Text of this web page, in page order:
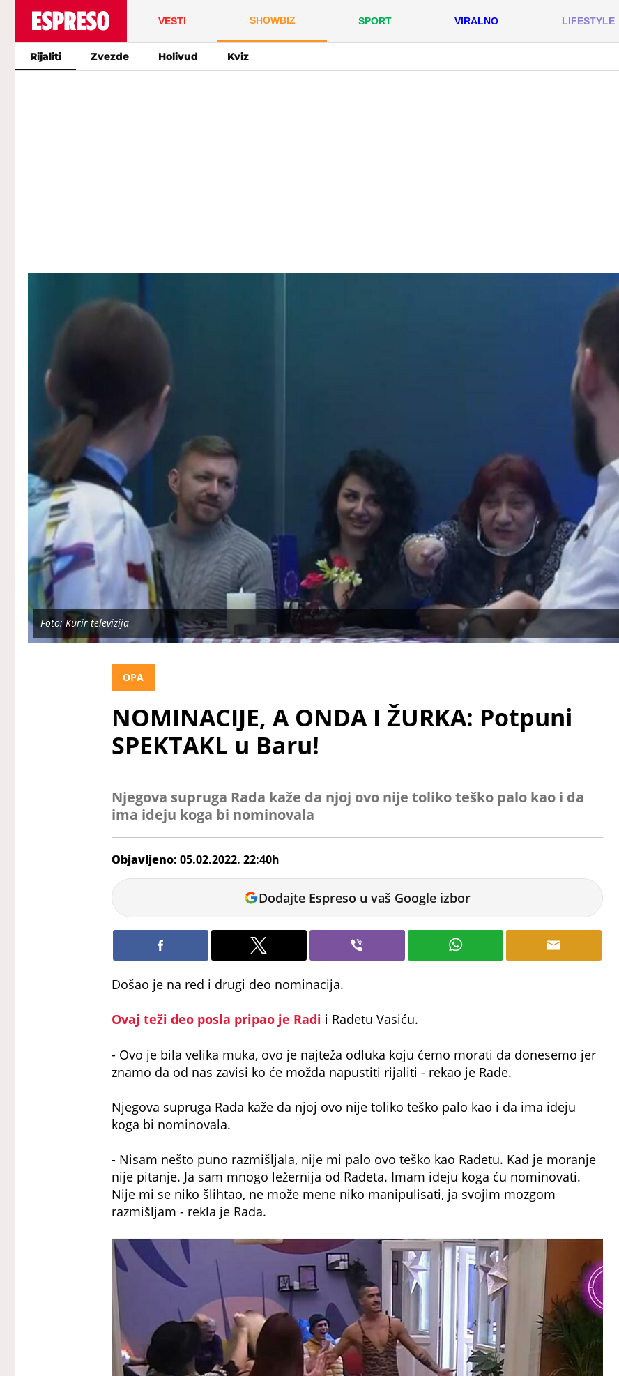
VESTI SHOWBIZ SPORT VIRALNO LIFESTYLE
Rijaliti Zvezde Holivud Kviz
Foto: Kurir televizija
OPA
NOMINACIJE, A ONDA I ŽURKA: Potpuni
SPEKTAKL u Baru!
Njegova supruga Rada kaže da njoj ovo nije toliko teško palo kao i da
ima ideju koga bi nominovala
Objavljeno: 05.02.2022. 22:40h
Lazar
Stanusic
Dodajte Espreso u vaš Google izbor
Došao je na red i drugi deo nominacija.
Ovaj teži deo posla pripao je Radi i Radetu Vasiću.
- Ovo je bila velika muka, ovo je najteža odluka koju ćemo morati da donesemo jer
znamo da od nas zavisi ko će možda napustiti rijaliti - rekao je Rade.
Njegova supruga Rada kaže da njoj ovo nije toliko teško palo kao i da ima ideju
koga bi nominovala.
- Nisam nešto puno razmišljala, nije mi palo ovo teško kao Radetu. Kad je moranje
nije pitanje. Ja sam mnogo ležernija od Radeta. Imam ideju koga ću nominovati.
Nije mi se niko šlihtao, ne može mene niko manipulisati, ja svojim mozgom
razmišljam - rekla je Rada.